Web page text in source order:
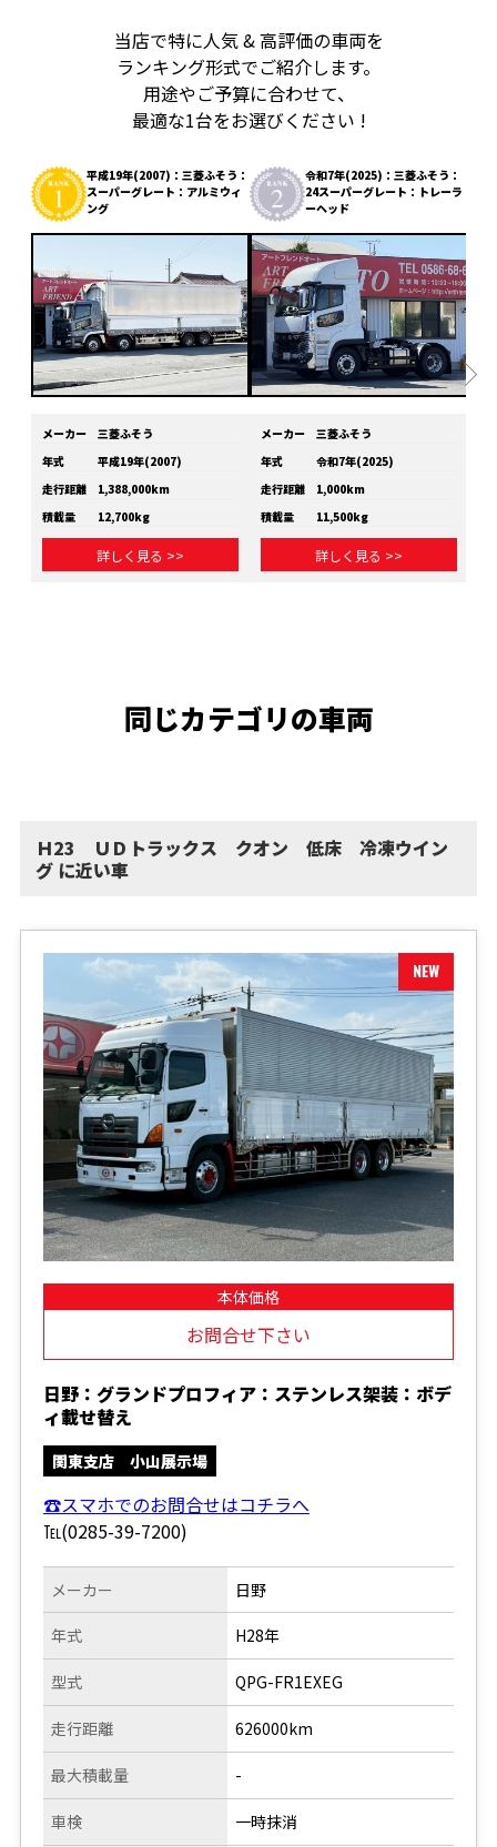
当店で特に人気 & 高評価の車両を
ランキング形式でご紹介します。
用途やご予算に合わせて、
最適な1台をお選びください !
平成19年(2007)：三菱ふそう：
スーパーグレート：アルミウィ
ング
メーカー
三菱ふそう
年式
平成19年(2007)
走行距離
1,388,000km
積載量
12,700kg
詳しく見る >>
令和7年(2025)：三菱ふそう：
24スーパーグレート：トレーラ
ーヘッド
メーカー
三菱ふそう
年式
令和7年(2025)
走行距離
1,000km
積載量
11,500kg
詳しく見る >>
同じカテゴリの車両
Ｈ23 ＵＤトラックス クオン 低床 冷凍ウイン
グ に近い車
本体価格
お問合せ下さい
日野：グランドプロフィア：ステンレス架装：ボデ
ィ載せ替え
関東支店 小山展示場
☎スマホでのお問合せはコチラへ
℡(0285-39-7200)
メーカー
年式
型式
走行距離
日野
H28年
QPG-FR1EXEG
626000km
最大積載量
車検
-
一時抹消